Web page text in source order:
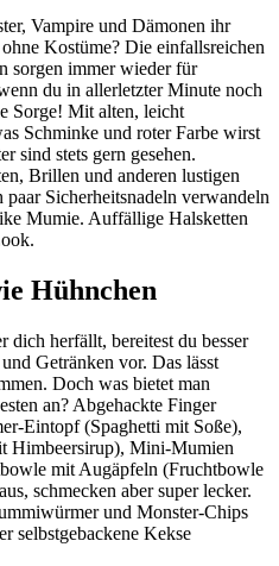
Vampire und Dämonen ihr
Kostüme? Die einfallsreichen
sorgen immer wieder für
du in allerletzter Minute noch
Sorge! Mit alten, leicht
Schminke und roter Farbe wirst
sind stets gern gesehen.
Brillen und anderen lustigen
Sicherheitsnadeln verwandeln
Mumie. Auffällige Halsketten
Hühnchen
herfällt, bereitest du besser
Getränken vor. Das lässt
Doch was bietet man
an? Abgehackte Finger
Eintopf (Spaghetti mit Soße),
Himbeersirup), Mini-Mumien
mit Augäpfeln (Fruchtbowle
schmecken aber super lecker.
und Monster-Chips
selbstgebackene Kekse